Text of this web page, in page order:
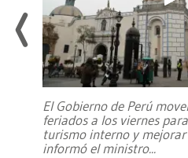
El Gobierno de Perú
feriados a los viernes
turismo interno y
informó el ministro...